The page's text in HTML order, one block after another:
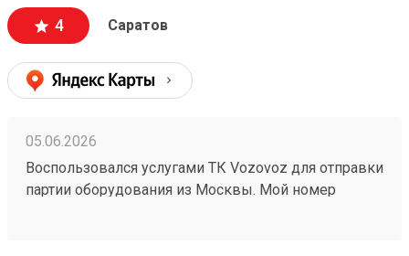
4 Саратов
05.06.2026
Воспользовался услугами ТК Vozovoz для отправки
партии оборудования из Москвы. Мой номер